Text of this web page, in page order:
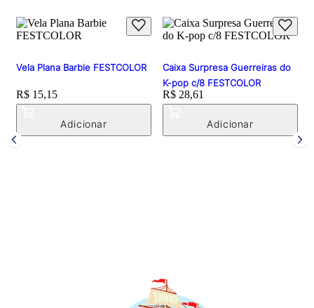
Vela Plana Barbie FESTCOLOR
Price:
R$ 15,15
Caixa Surpresa Guerreiras do
K-pop c/8 FESTCOLOR
Price:
R$ 28,61